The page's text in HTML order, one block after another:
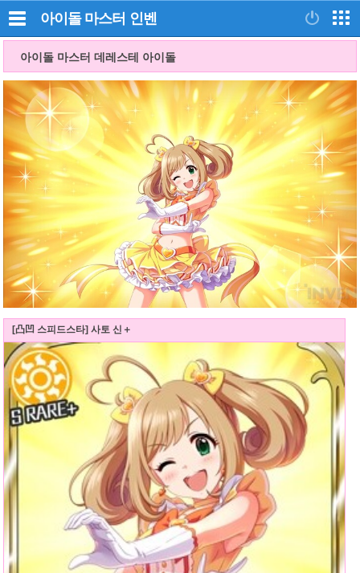
아이돌 마스터 인벤
아이돌 마스터 데레스테 아이돌
[凸凹 스피드스타] 사토 신＋